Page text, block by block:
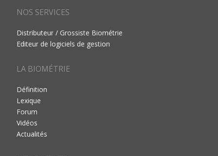
NOS SERVICES
Distributeur / Grossiste Biométrie
Editeur de logiciels de gestion
LA BIOMÉTRIE
Définition
Lexique
Forum
Vidéos
Actualités